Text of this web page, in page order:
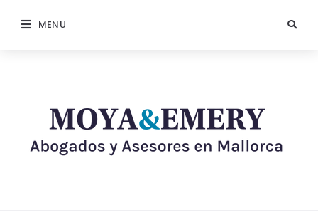
MENU